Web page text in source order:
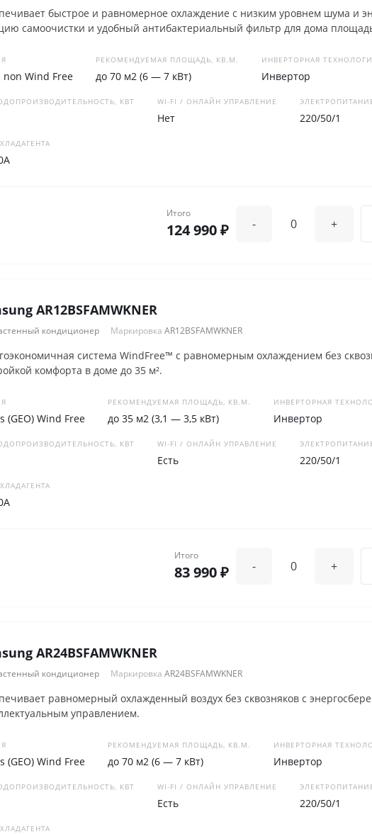
быстрое и равномерное охлаждение с низким уровнем шума и
самоочистки и удобный антибактериальный фильтр для дома
non Wind Free
РЕКОМЕНДУЕМАЯ ПЛОЩАДЬ, КВ.М.
до 70 м2 (6 — 7 кВт)
ИНВЕРТОРНАЯ
Инвертор
КВТ WI-FI / ОНЛАЙН УПРАВЛЕНИЕ
Нет 220/50/1
Итого
124 990 ₽ - +
AR12BSFAMWKNER
кондиционер Маркировка AR12BSFAMWKNER
система WindFree™ с равномерным охлаждением без
комфорта в доме до 35 м².
(GEO) Wind Free
РЕКОМЕНДУЕМАЯ ПЛОЩАДЬ, КВ.М.
до 35 м2 (3,1 — 3,5 кВт)
ИНВЕРТОРНАЯ
Инвертор
КВТ WI-FI / ОНЛАЙН УПРАВЛЕНИЕ
Есть 220/50/1
Итого
83 990 ₽ - +
AR24BSFAMWKNER
кондиционер Маркировка AR24BSFAMWKNER
равномерный охлажденный воздух без сквозняков с
управлением.
(GEO) Wind Free
РЕКОМЕНДУЕМАЯ ПЛОЩАДЬ, КВ.М.
до 70 м2 (6 — 7 кВт)
ИНВЕРТОРНАЯ
Инвертор
КВТ WI-FI / ОНЛАЙН УПРАВЛЕНИЕ
Есть 220/50/1